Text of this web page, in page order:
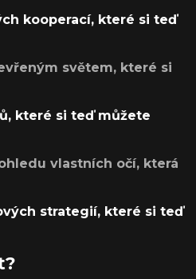
kooperací, které si teď
světem, které si
které si teď můžete
vlastních očí, která
strategií, které si teď